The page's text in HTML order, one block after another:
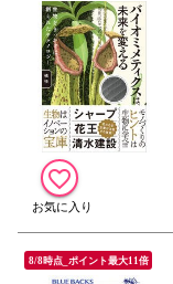
8/8時点_ポイント最大11倍